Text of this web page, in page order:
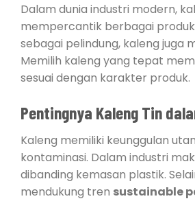
Dalam dunia industri modern,
mempercantik berbagai
sebagai pelindung, kaleng juga
Memilih kaleng yang tepat
sesuai dengan karakter produk.
Pentingnya Kaleng Tin
Kaleng memiliki keunggulan
kontaminasi. Dalam industri
dibanding kemasan plastik.
mendukung tren sustainable